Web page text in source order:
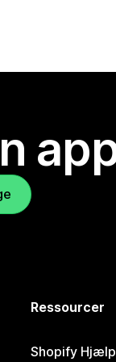
Ressourcer
Shopify Hjælp